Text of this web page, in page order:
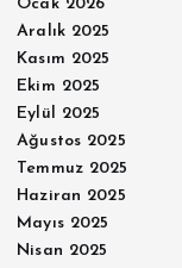
Ocak 2026
Aralık 2025
Kasım 2025
Ekim 2025
Eylül 2025
Ağustos 2025
Temmuz 2025
Haziran 2025
Mayıs 2025
Nisan 2025